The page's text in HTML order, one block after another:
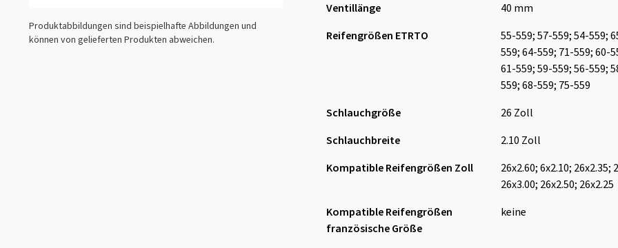
Produktabbildungen sind beispielhafte Abbildungen und
können von gelieferten Produkten abweichen.
Ventillänge
40 mm
Reifengrößen ETRTO
55-559; 57-559; 54-559;
559; 64-559; 71-559; 60-
61-559; 59-559; 56-559;
559; 68-559; 75-559
Schlauchgröße
26 Zoll
Schlauchbreite
2.10 Zoll
Kompatible Reifengrößen Zoll
26x2.60; 6x2.10; 26x2.35;
26x3.00; 26x2.50; 26x2.25
Kompatible Reifengrößen
französische Größe
keine